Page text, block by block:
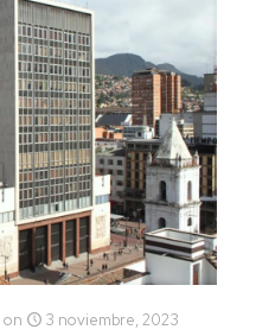
on 3 noviembre, 2023